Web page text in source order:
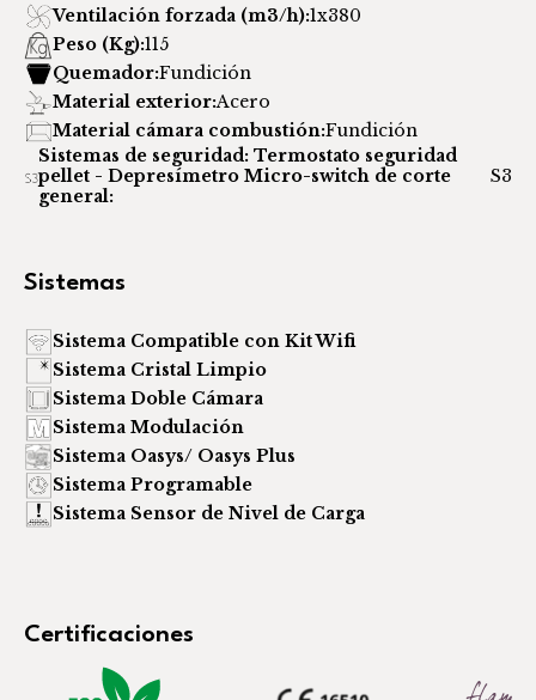
Ventilación forzada (m3/h):1x380
Peso (Kg):115
Quemador:Fundición
Material exterior:Acero
Material cámara combustión:Fundición
Sistemas de seguridad: Termostato seguridad
pellet - Depresímetro Micro-switch de corte
general:
S3
Sistemas
Sistema Compatible con Kit Wifi
Sistema Cristal Limpio
Sistema Doble Cámara
Sistema Modulación
Sistema Oasys/ Oasys Plus
Sistema Programable
Sistema Sensor de Nivel de Carga
Certificaciones